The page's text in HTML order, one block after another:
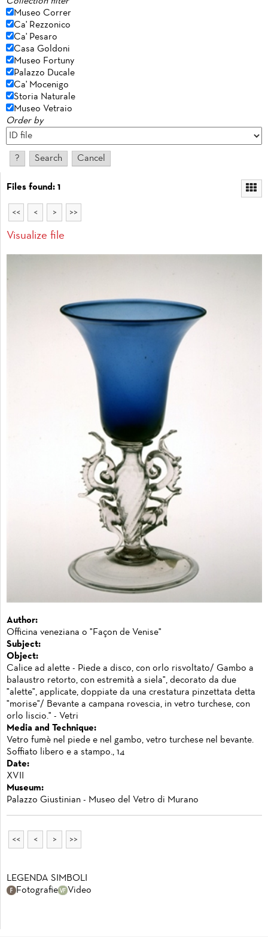
Museo Correr
Ca' Rezzonico
Ca' Pesaro
Casa Goldoni
Museo Fortuny
Palazzo Ducale
Ca' Mocenigo
Storia Naturale
Museo Vetraio
Order by
Files found: 1
<< < > >>
Visualize file
Author:
Officina veneziana o "Façon de Venise"
Subject:
Object:
Calice ad alette - Piede a disco, con orlo risvoltato/ Gambo a
balaustro retorto, con estremità a siela", decorato da due
"alette", applicate, doppiate da una crestatura pinzettata detta
"morise"/ Bevante a campana rovescia, in vetro turchese, con
orlo liscio." - Vetri
Media and Technique:
Vetro fumè nel piede e nel gambo, vetro turchese nel bevante.
Soffiato libero e a stampo., 14
Date:
XVII
Museum:
Palazzo Giustinian - Museo del Vetro di Murano
<< < > >>
LEGENDA SIMBOLI
Fotografie
Video